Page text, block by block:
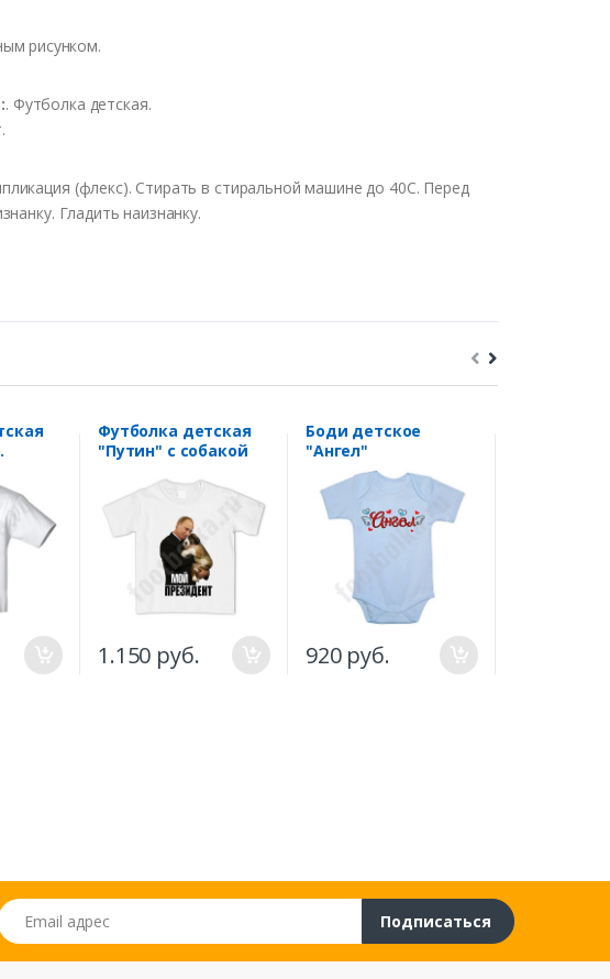
рисунком.
:. Футболка детская.
(флекс). Стирать в стиральной машине до 40С. Перед
. Гладить наизнанку.
Футболка детская
"Путин" с собакой
1.150 руб.
Боди детское
"Ангел"
920 руб.
адрес
Подписаться